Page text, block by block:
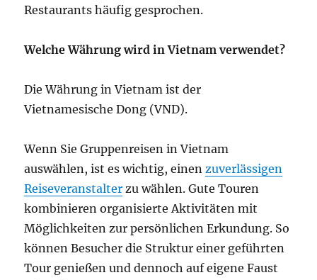
Restaurants häufig gesprochen.
Welche Währung wird in Vietnam verwendet?
Die Währung in Vietnam ist der
Vietnamesische Dong (VND).
Wenn Sie Gruppenreisen in Vietnam
auswählen, ist es wichtig, einenzuverlässigen
Reiseveranstalter zu wählen. Gute Touren
kombinieren organisierte Aktivitäten mit
Möglichkeiten zur persönlichen Erkundung. So
können Besucher die Struktur einer geführten
Tour genießen und dennoch auf eigene Faust